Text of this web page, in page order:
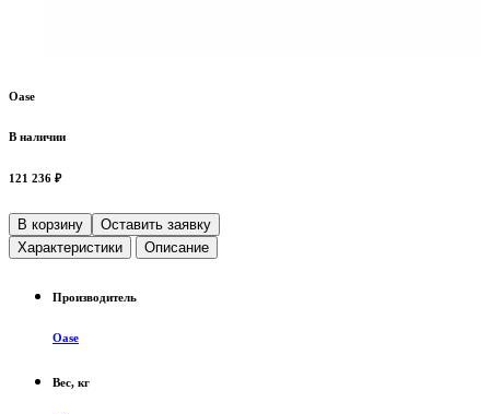
Oase
В наличии
121 236 ₽
В корзину
Оставить заявку
Характеристики
Описание
Производитель
Oase
Вес, кг